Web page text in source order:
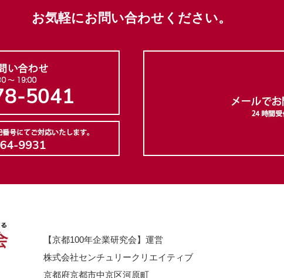
お気軽にお問い合わせください。
【京都100年企業研究会】運営
株式会社センチュリークリエイティブ
京都府京都市中京区河原町